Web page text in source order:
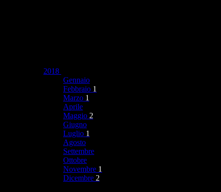
2018
Gennaio
Febbraio 1
Marzo 1
Aprile
Maggio 2
Giugno
Luglio 1
Agosto
Settembre
Ottobre
Novembre 1
Dicembre 2